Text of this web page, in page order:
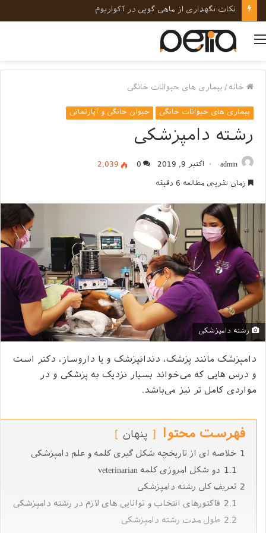
نکات نگهداری از ماهی گوپی در آکواریوم
منو
خانه / بیماری های حیوانات خانگی
بیماری های حیوانات خانگی حیوان خانگی و آپارتمانی
رشته دامپزشکی
admin اکتبر 9, 2019 0
2,039
زمان تقریبی مطالعه 6 دقیقه
رشته دامپزشکی
دامپزشک مانند پزشک، دندانپزشک و یا داروساز، دکتر است
و درس‎ هایی که می‌خواند بسیار نزدیک به پزشکی و در
مواردی کامل‎ تر نیز می‌باشد.
فهرست محتوا پنهان
1 خلاصه ای از تاریخچه شکل گیری کلمه و علم دامپزشکی
1.1 دو شکل امروزی کلمه veterinarian
2 تعریف کلی رشته دامپزشکی
2.1 فاکتورهای انتخاب و توانایی‌ های لازم در رشته دامپزشکی
2.2 طول مدت رشته دامپزشکی